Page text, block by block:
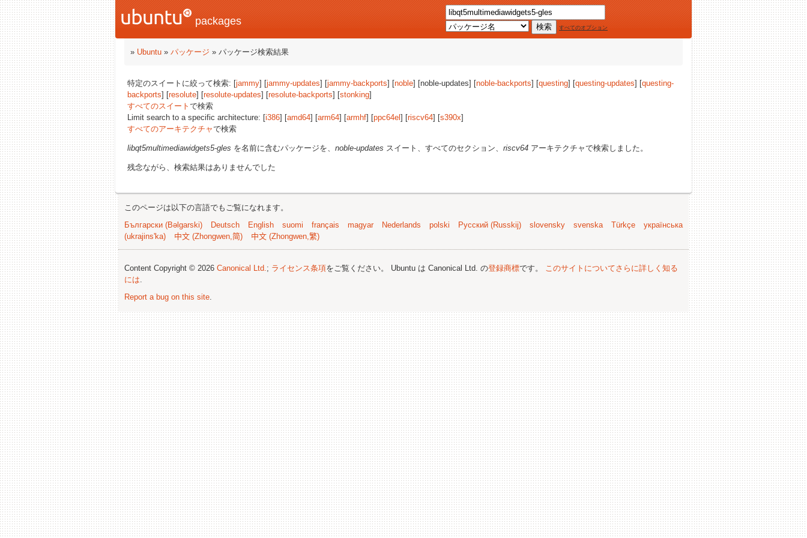
packages
すべてのオプション
» Ubuntu » パッケージ » パッケージ検索結果
特定のスイートに絞って検索: [jammy] [jammy-updates] [jammy-backports] [noble] [noble-updates] [noble-backports] [questing] [questing-updates] [questing-
backports] [resolute] [resolute-updates] [resolute-backports] [stonking]
すべてのスイート で検索
Limit search to a specific architecture: [i386] [amd64] [arm64] [armhf] [ppc64el ] [riscv64] [s390x]
すべてのアーキテクチャで検索
libqt5multimediawidgets5-gles を名前に含むパッケージを、 noble-updates スイート、すべてのセクション、 riscv64 アーキテクチャで検索しました。
残念ながら、検索結果はありませんでした
このページは以下の言語でもご覧になれます。
Български (Bəlgarski)
Deutsch English suomi français magyar Nederlands polski Русский (Russkij) slovensky svenska Türkçe
українська
(ukrajins'ka)
中文 (Zhongwen,简) 中文 (Zhongwen,繁)
Content Copyright © 2026 Canonical Ltd.; ライセンス条項をご覧ください。 Ubuntu は Canonical Ltd. の登録商標です。 このサイトについてさらに詳しく知る
には.
Report a bug on this site.